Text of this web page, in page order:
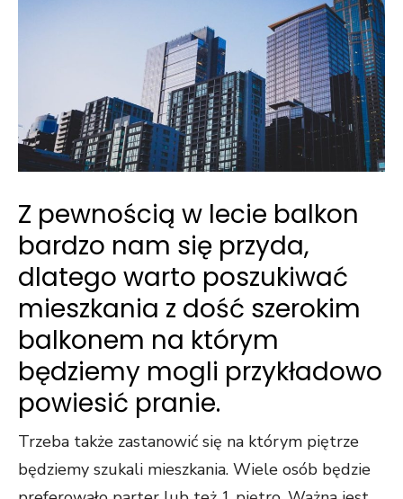
Z pewnością w lecie balkon
bardzo nam się przyda,
dlatego warto poszukiwać
mieszkania z dość szerokim
balkonem na którym
będziemy mogli przykładowo
powiesić pranie.
Trzeba także zastanowić się na którym piętrze
będziemy szukali mieszkania. Wiele osób będzie